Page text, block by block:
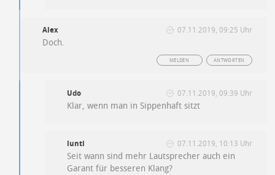
Alex 07.11.2019, 09:25 Uhr
Doch.
ANTWORTEN
MELDEN
Udo 07.11.2019, 09:39 Uhr
Klar, wenn man in Sippenhaft sitzt
lunti 07.11.2019, 10:13 Uhr
Seit wann sind mehr Lautsprecher auch ein
Garant für besseren Klang?